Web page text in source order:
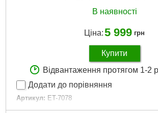
В наявності
Ціна:5 999 грн
Купити
Відвантаження протягом 1-2
Додати до порівняння
Артикул: ET-7078
Код товару: 10.00.13